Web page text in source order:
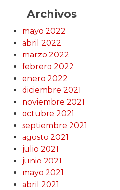
Archivos
mayo 2022
abril 2022
marzo 2022
febrero 2022
enero 2022
diciembre 2021
noviembre 2021
octubre 2021
septiembre 2021
agosto 2021
julio 2021
junio 2021
mayo 2021
abril 2021